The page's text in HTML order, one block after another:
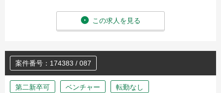
この求人を見る
案件番号：174383 / 087
第二新卒可 ベンチャー 転勤なし